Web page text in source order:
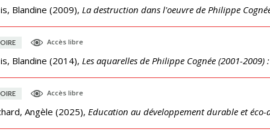
Blandine (2009), La destruction dans l'oeuvre de Philippe
Accès libre
Blandine (2014), Les aquarelles de Philippe Cognée (2001-
Accès libre
Angèle (2025), Education au développement durable et éco-